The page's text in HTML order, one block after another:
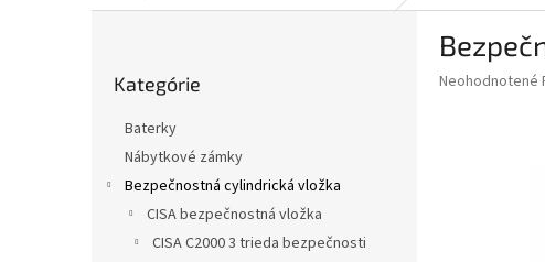
kategórie
Kategórie
Baterky
Nábytkové zámky
Bezpečnostná cylindrická vložka
CISA bezpečnostná vložka
CISA C2000 3 trieda bezpečnosti
Priemerné
Neohodnotené